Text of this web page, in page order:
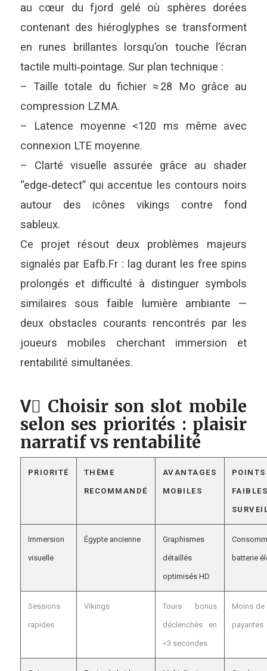
au cœur du fjord gelé où sphères dorées
contenant des hiéroglyphes se transforment
en runes brillantes lorsqu’on touche l’écran
tactile multi‑pointage. Sur plan technique :
– Taille totale du fichier ≈ 28 Mo grâce au
compression LZMA.
– Latence moyenne <120 ms même avec
connexion LTE moyenne.
– Clarté visuelle assurée grâce au shader
“edge‑detect” qui accentue les contours noirs
autour des icônes vikings contre fond
sableux.
Ce projet résout deux problèmes majeurs
signalés par Eafb.Fr : lag durant les free spins
prolongés et difficulté à distinguer symbols
similaires sous faible lumière ambiante —
deux obstacles courants rencontrés par les
joueurs mobiles cherchant immersion et
rentabilité simultanées.
V️⃣ Choisir son slot mobile
selon ses priorités : plaisir
narratif vs rentabilité
PRIORITÉ THÈME
RECOMMANDÉ
AVANTAGES
MOBILES
POINTS
Immersion
visuelle
Égypte ancienne Graphismes
détaillés
optimisés HD
batterie
Sessions
rapides
Vikings Tours bonus
déclenchés en
<3 secondes
Moins de
payantes